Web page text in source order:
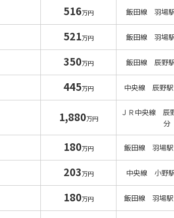
516万円 飯田線 羽場
521万円 飯田線 羽場
350万円 飯田線 辰野
445万円 中央線 辰野
1,880万円
ＪＲ中央線 辰
分
180万円 飯田線 羽場
203万円 中央線 小野
180万円 飯田線 羽場